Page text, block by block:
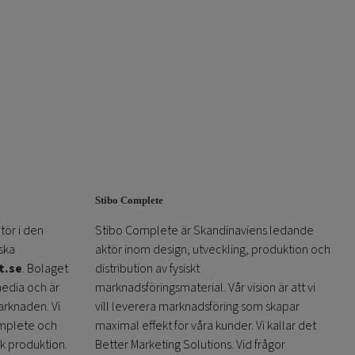
i den
. Bolaget
och är
Vi
och
produktion.
Stibo Complete
Stibo Complete är Skandinaviens ledande
aktör inom design, utveckling, produktion och
distribution av fysiskt
marknadsföringsmaterial. Vår vision är att vi
vill leverera marknadsföring som skapar
maximal effekt för våra kunder. Vi kallar det
Better Marketing Solutions. Vid frågor